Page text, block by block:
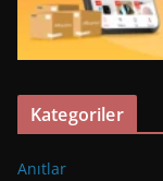
Kategoriler
Anıtlar